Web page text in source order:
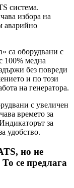
система.
избора на
аварийно
са оборудвани с
100% медна
без повреди
и по този
на генератора.
с увеличен
времето за
за
удобство.
но не
се предлага